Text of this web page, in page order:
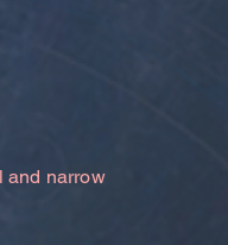
and narrow